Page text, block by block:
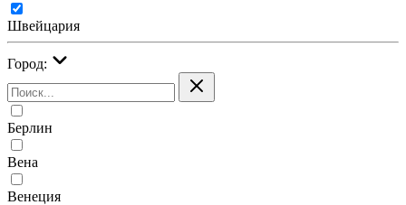
Швейцария
Город:
Берлин
Вена
Венеция